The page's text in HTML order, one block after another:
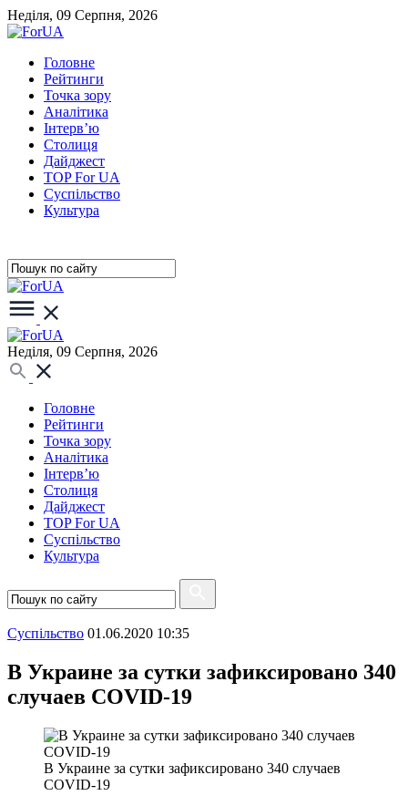
Неділя, 09 Серпня, 2026
Головне
Рейтинги
Точка зору
Аналітика
Інтерв’ю
Столиця
Дайджест
TOP For UA
Суспiльство
Культура
Неділя, 09 Серпня, 2026
Головне
Рейтинги
Точка зору
Аналітика
Інтерв’ю
Столиця
Дайджест
TOP For UA
Суспiльство
Культура
Суспiльство 01.06.2020 10:35
В Украине за сутки зафиксировано 340
случаев COVID-19
В Украине за сутки зафиксировано 340 случаев
COVID-19